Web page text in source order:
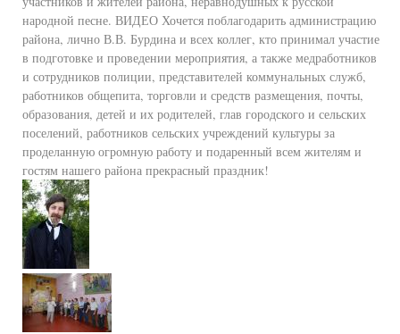
народной песне. ВИДЕО Хочется поблагодарить администрацию
района, лично В.В. Бурдина и всех коллег, кто принимал участие
в подготовке и проведении мероприятия, а также медработников
и сотрудников полиции, представителей коммунальных служб,
работников общепита, торговли и средств размещения, почты,
образования, детей и их родителей, глав городского и сельских
поселений, работников сельских учреждений культуры за
проделанную огромную работу и подаренный всем жителям и
гостям нашего района прекрасный праздник!